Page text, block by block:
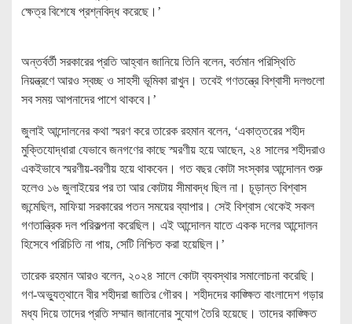
ক্ষেত্র বিশেষে প্রশ্নবিদ্ধ করেছে।’
অন্তর্বর্তী সরকারের প্রতি আহ্বান জানিয়ে তিনি বলেন, বর্তমান পরিস্থিতি
নিয়ন্ত্রণে আরও স্বচ্ছ ও সাহসী ভূমিকা রাখুন। তবেই গণতন্ত্রে বিশ্বাসী দলগুলো
সব সময় আপনাদের পাশে থাকবে।’
‎জুলাই আন্দোলনের কথা স্মরণ করে তারেক রহমান বলেন, ‘একাত্তরের শহীদ
মুক্তিযোদ্ধারা যেভাবে জনগণের কাছে স্মরণীয় হয়ে আছেন, ২৪ সালের শহীদরাও
একইভাবে স্মরণীয়-বরণীয় হয়ে থাকবেন। গত বছর কোটা সংস্কার আন্দোলন শুরু
হলেও ১৬ জুলাইয়ের পর তা আর কোটায় সীমাবদ্ধ ছিল না। চূড়ান্ত বিশ্বাস
জন্মেছিল, মাফিয়া সরকারের পতন সময়ের ব্যাপার। সেই বিশ্বাস থেকেই সকল
গণতান্ত্রিক দল পরিকল্পনা করেছিল। এই আন্দোলন যাতে একক দলের আন্দোলন
হিসেবে পরিচিতি না পায়, সেটি নিশ্চিত করা হয়েছিল।’
তারেক রহমান আরও বলেন, ২০২৪ সালে কোটা ব্যবস্থার সমালোচনা করেছি।
গণ-অভ্যুত্থানে বীর শহীদরা জাতির গৌরব। শহীদদের কাঙ্ক্ষিত বাংলাদেশ গড়ার
মধ্য দিয়ে তাদের প্রতি সম্মান জানানোর সুযোগ তৈরি হয়েছে। তাদের কাঙ্ক্ষিত